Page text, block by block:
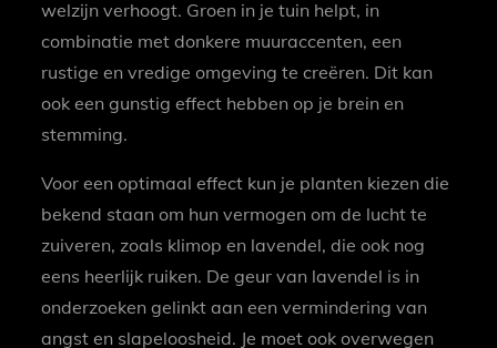
welzijn verhoogt. Groen in je tuin helpt, in
combinatie met donkere muuraccenten, een
rustige en vredige omgeving te creëren. Dit kan
ook een gunstig effect hebben op je brein en
stemming.
Voor een optimaal effect kun je planten kiezen die
bekend staan om hun vermogen om de lucht te
zuiveren, zoals klimop en lavendel, die ook nog
eens heerlijk ruiken. De geur van lavendel is in
onderzoeken gelinkt aan een vermindering van
angst en slapeloosheid. Je moet ook overwegen